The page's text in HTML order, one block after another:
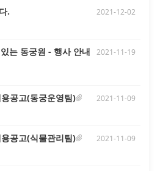
내부 행사로 인
하시기 바라며, 많
정상 운영 예정입
영 조례 제6조에
영 ○ 문 의 : 054-
8월 2일(일) 운
.
2021-12-02
는 동궁원 - 행사 안내
2021-11-19
공고(동궁운영팀)
2021-11-09
공고(식물관리팀)
2021-11-09